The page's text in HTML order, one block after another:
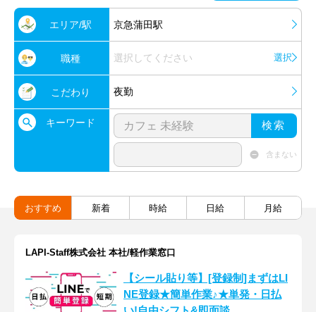
エリア/駅 京急蒲田駅
職種 選択してください 選択
こだわり 夜勤
キーワード 検索
含まない
おすすめ 新着 時給 日給 月給
LAPI-Staff株式会社 本社/軽作業窓口
【シール貼り等】[登録制]まずはLI
NE登録★簡単作業♪★単発・日払